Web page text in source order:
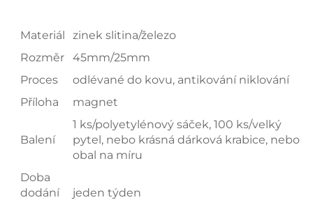
Materiál
zinek slitina/železo
Rozměr
45mm/25mm
Proces
odlévané do kovu, antikování niklování
Příloha
magnet
Balení
1 ks/polyetylénový sáček, 100 ks/velký
pytel, nebo krásná dárková krabice, nebo
obal na míru
Doba
dodání
jeden týden